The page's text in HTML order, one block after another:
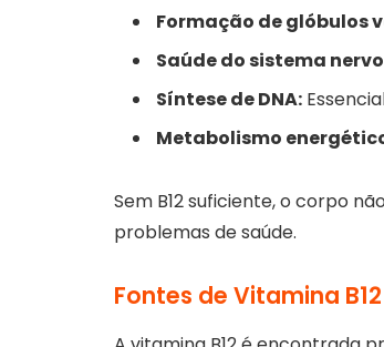
Formação de glóbulos
Saúde do sistema
Síntese de DNA:
Metabolismo
Sem B12 suficiente, o corpo
problemas de saúde.
Fontes de Vitamina